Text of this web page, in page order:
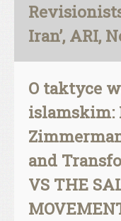
Iran’, ARI,
O taktyce
islamskim:
and
VS THE